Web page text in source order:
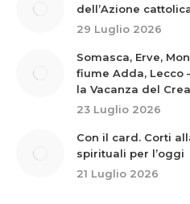
dell’Azione
29 Luglio 2026
Somasca, Erve,
fiume Adda, Lecco
la Vacanza del
23 Luglio 2026
Con il card. Corti
spirituali per l’oggi
21 Luglio 2026